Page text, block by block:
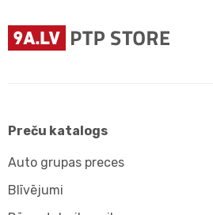
Preču katalogs
Auto grupas preces
Blīvējumi